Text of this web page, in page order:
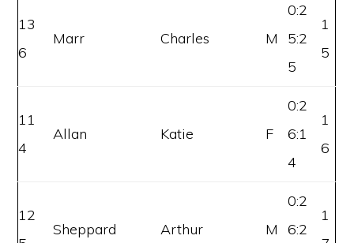
13
6
Marr Charles M
0:2
5:2
5
1
5
11
4
Allan Katie F
0:2
6:1
4
1
6
12
Sheppard Arthur M
0:2
6:2
1